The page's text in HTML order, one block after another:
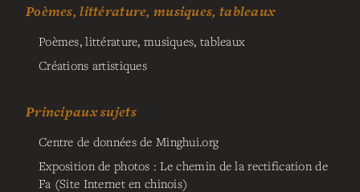
Poèmes, littérature, musiques, tableaux
Poèmes, littérature, musiques, tableaux
Créations artistiques
Principaux sujets
Centre de données de Minghui.org
Exposition de photos : Le chemin de la rectification de
Fa (Site Internet en chinois)